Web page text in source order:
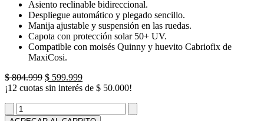
Asiento reclinable bidireccional.
Despliegue automático y plegado sencillo.
Manija ajustable y suspensión en las ruedas.
Capota con protección solar 50+ UV.
Compatible con moisés Quinny y huevito Cabriofix de
MaxiCosi.
$804.999 El
precio
$ 804.999.
$ 599.999El
precio
$ 599.999.
¡12 cuotas sin interés de $ 50.000!
Cochecito
Plegable